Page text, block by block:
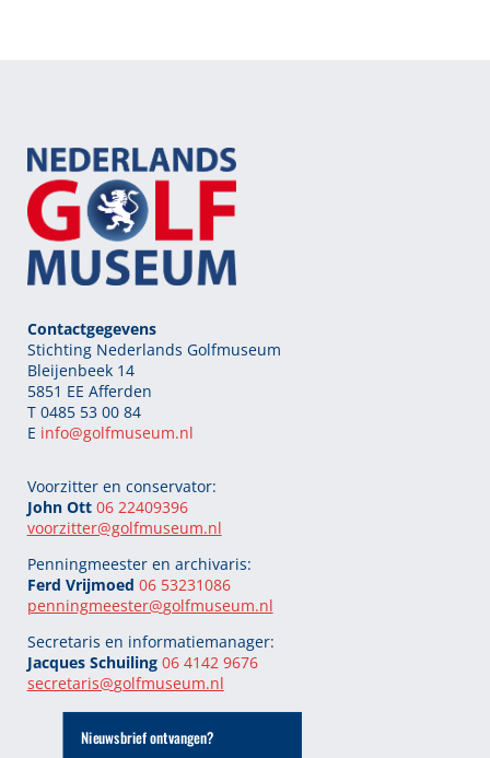
Contactgegevens
Stichting Nederlands Golfmuseum
Bleijenbeek 14
5851 EE Afferden
T 0485 53 00 84
E info@golfmuseum.nl
Voorzitter en conservator:
John Ott 06 22409396
voorzitter@golfmuseum.nl
Penningmeester en archivaris:
Ferd Vrijmoed 06 53231086
penningmeester@golfmuseum.nl
Secretaris en informatiemanager:
Jacques Schuiling 06 4142 9676
secretaris@golfmuseum.nl
Nieuwsbrief ontvangen?